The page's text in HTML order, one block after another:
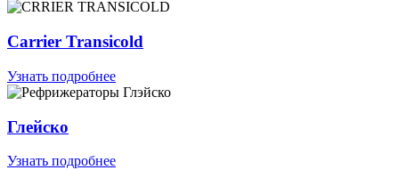
Carrier Transicold
Узнать подробнее
Глейско
Узнать подробнее